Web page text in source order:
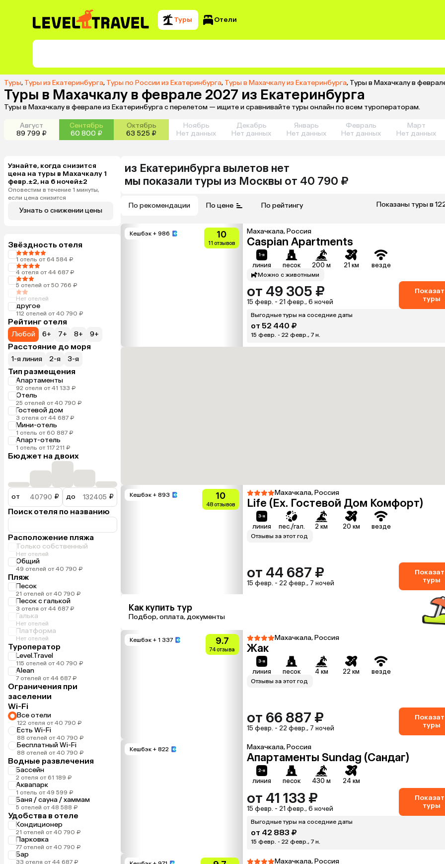
Туры Отели
Туры, Туры из Екатеринбурга, Туры по России из Екатеринбурга, Туры в Махачкалу из Екатеринбурга, Туры в Махачкалу в
Туры в Махачкалу в феврале 2027 из Екатеринбурга
Туры в Махачкалу в феврале из Екатеринбурга с перелетом — ищите и сравнивайте туры онлайн по всем туроператорам.
Август
89 799 ₽
Сентябрь
60 800 ₽
Октябрь
63 525 ₽
Ноябрь
Нет данных
Декабрь
Нет данных
Январь
Нет данных
Февраль
Нет данных
Март
Нет данных
Узнайте, когда снизится
цена на туры в Махачкалу 1
февр.±2, на 6 ночей±2
Оповестим в течение 1 минуты,
если цена снизится
Узнать о снижении цены
Звёздность отеля
1 отель от 64 584 ₽
4 отеля от 44 687 ₽
5 отелей от 50 766 ₽
Нет отелей
другое
112 отелей от 40 790 ₽
Рейтинг отеля
Любой 6+ 7+ 8+ 9+
Расстояние до моря
1-я линия 2-я 3-я
Тип размещения
Апартаменты
92 отеля от 41 133 ₽
Отель
25 отелей от 40 790 ₽
Гостевой дом
3 отеля от 44 687 ₽
Мини-отель
1 отель от 60 887 ₽
Апарт-отель
1 отель от 117 211 ₽
Бюджет на двоих
от ₽ до ₽
Поиск отеля по названию
Расположение пляжа
Только собственный
Нет отелей
Общий
49 отелей от 40 790 ₽
Пляж
Песок
21 отелей от 40 790 ₽
Песок с галькой
3 отеля от 44 687 ₽
Галька
Нет отелей
Платформа
Нет отелей
Туроператор
Level.Travel
115 отелей от 40 790 ₽
Alean
7 отелей от 44 687 ₽
Ограничения при
заселении
Wi-Fi
Все отели
122 отеля от 40 790 ₽
Есть Wi-Fi
88 отелей от 40 790 ₽
Бесплатный Wi-Fi
88 отелей от 40 790 ₽
Водные развлечения
Бассейн
2 отеля от 61 189 ₽
Аквапарк
1 отель от 49 599 ₽
Баня / сауна / хаммам
5 отелей от 48 588 ₽
Удобства в отеле
Кондиционер
21 отелей от 40 790 ₽
Парковка
77 отелей от 40 790 ₽
Бар
33 отеля от 44 687 ₽
из Екатеринбурга вылетов нет
мы показали туры из Москвы от 40 790 ₽
По рекомендации По цене По рейтингу Показаны туры в
Кешбэк + 986 10
11 отзывов
Махачкала, Россия
Caspian Apartments
линия песок 200 м 21 км везде
Можно с животными
от 49 305 ₽
15 февр. - 21 февр., 6 ночей
туры
Выгодные туры на соседние даты
от 52 440 ₽
15 февр. - 22 февр., 7 н.
Кешбэк + 893 10
48 отзывов
Махачкала, Россия
Life (Еx. Гостевой Дом Комфорт)
линия пес./гал. 2 км 20 км везде
Отзывы за этот год
от 44 687 ₽
15 февр. - 22 февр., 7 ночей
туры
Как купить тур
Подбор, оплата, документы
Кешбэк + 1 337 9.7
74 отзыва
Махачкала, Россия
Жак
линия песок 4 км 22 км везде
Отзывы за этот год
от 66 887 ₽
15 февр. - 22 февр., 7 ночей
туры
Кешбэк + 822 Махачкала, Россия
Апартаменты Sundag (Сандаг)
линия песок 430 м 24 км
от 41 133 ₽
15 февр. - 21 февр., 6 ночей
туры
Выгодные туры на соседние даты
от 42 883 ₽
15 февр. - 22 февр., 7 н.
Махачкала, Россия